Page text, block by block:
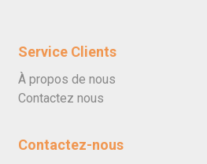
Service Clients
À propos de nous
Contactez nous
Contactez-nous